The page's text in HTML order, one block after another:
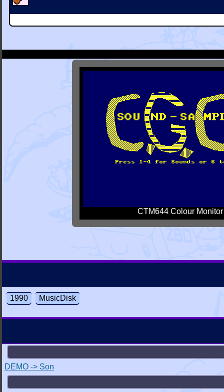
CTM644 Colour Monitor
1990 MusicDisk
DEMO -> Son